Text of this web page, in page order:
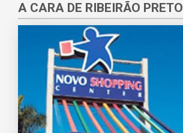
A CARA DE RIBEIRÃO PRETO